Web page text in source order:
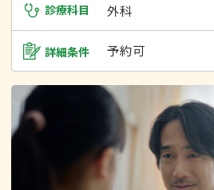
診療科目 外科
詳細条件 予約可